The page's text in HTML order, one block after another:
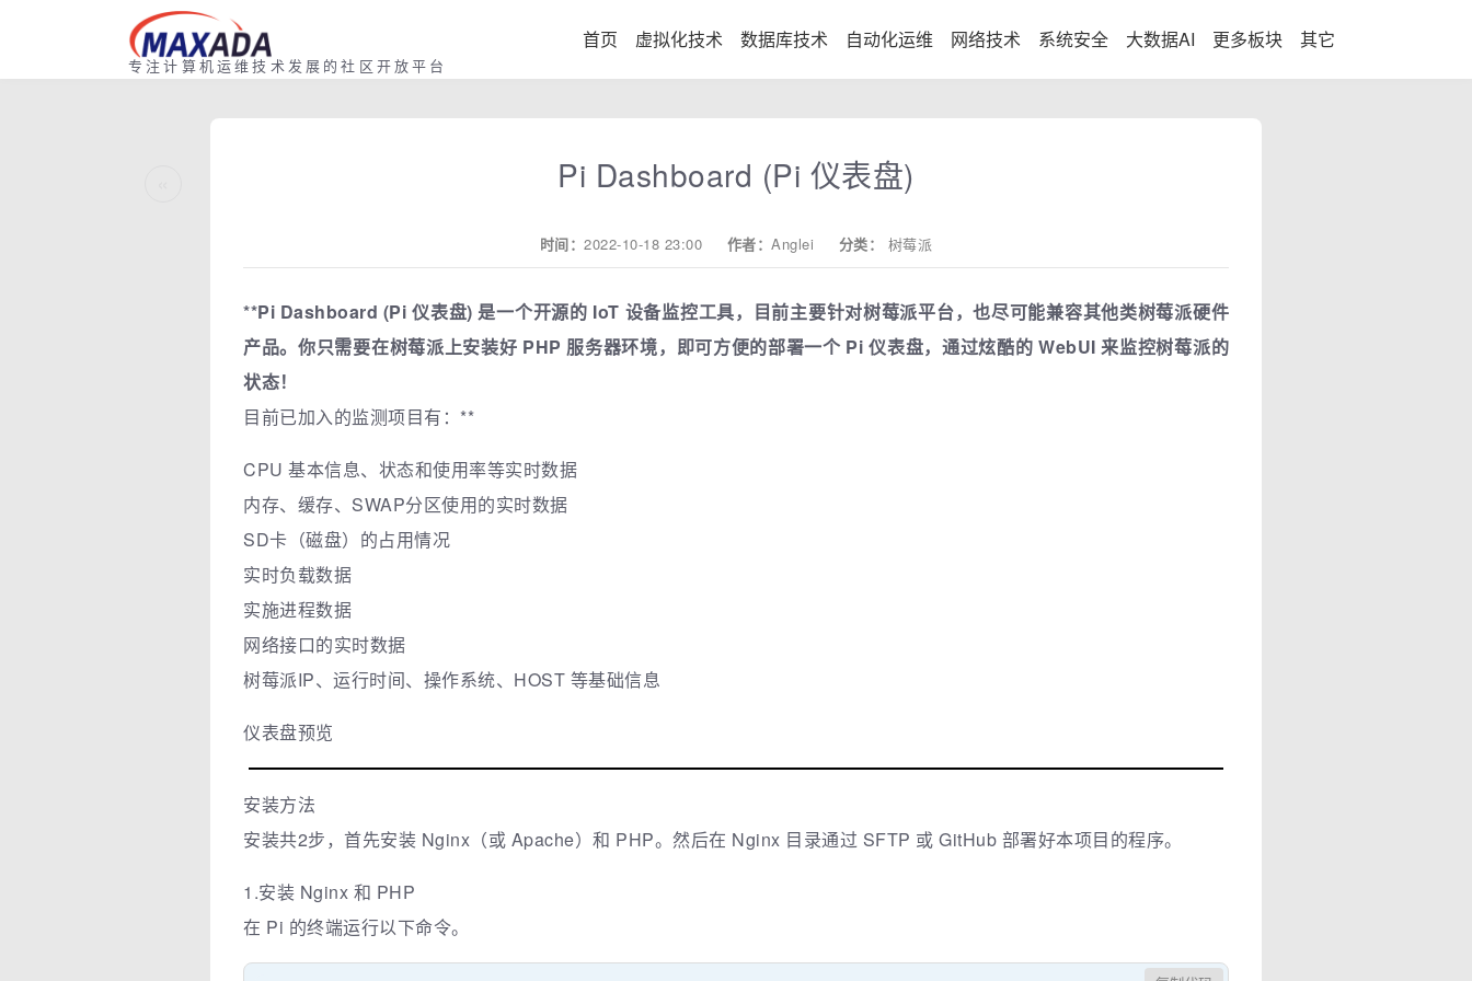
专注计算机运维技术发展的社区开放平台
首页 虚拟化技术 数据库技术 自动化运维 网络技术 系统安全 大数据AI 更多板块 其它
Pi Dashboard (Pi 仪表盘)
时间：2022-10-18 23:00 作者：Anglei 分类： 树莓派
**Pi Dashboard (Pi 仪表盘) 是一个开源的 IoT 设备监控工具，目前主要针对树莓派平台，也尽可能兼容其他类树莓派硬件
产品。你只需要在树莓派上安装好 PHP 服务器环境，即可方便的部署一个 Pi 仪表盘，通过炫酷的 WebUI 来监控树莓派的
状态！
目前已加入的监测项目有：**
CPU 基本信息、状态和使用率等实时数据
内存、缓存、SWAP分区使用的实时数据
SD卡（磁盘）的占用情况
实时负载数据
实施进程数据
网络接口的实时数据
树莓派IP、运行时间、操作系统、HOST 等基础信息
仪表盘预览
安装方法
安装共2步，首先安装 Nginx（或 Apache）和 PHP。然后在 Nginx 目录通过 SFTP 或 GitHub 部署好本项目的程序。
1.安装 Nginx 和 PHP
在 Pi 的终端运行以下命令。